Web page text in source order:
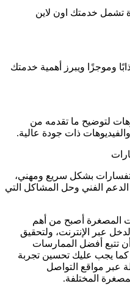
تشمل خدمتك اون لاين
وموجزًا ويبرز أهمية خدمتك
لتوضيح ما تقدمه من
ذات جودة عالية.
بشكل سريع ومهني،
الفني وحل المشاكل التي
المصغرة أصبح من أهم
عبر الإنترنت، ولتحقيق
تتبع أفضل الممارسات
يجب عليك تحسين تجربة
عبر مواقع التواصل
المختلفة.